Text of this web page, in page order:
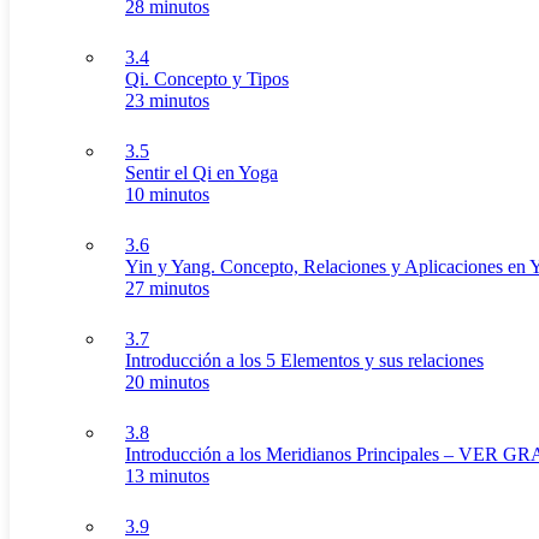
28 minutos
3.4
Qi. Concepto y Tipos
23 minutos
3.5
Sentir el Qi en Yoga
10 minutos
3.6
Yin y Yang. Concepto, Relaciones y Aplicaciones en
27 minutos
3.7
Introducción a los 5 Elementos y sus relaciones
20 minutos
3.8
Introducción a los Meridianos Principales – VER
13 minutos
3.9